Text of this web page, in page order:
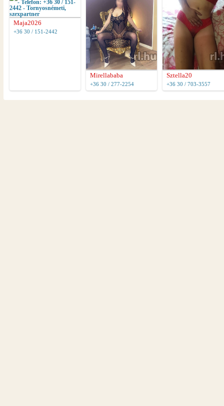
Maja2026
+36 30 / 151-2442
Mirellababa
+36 30 / 277-2254
Sztella20
+36 30 / 703-3557